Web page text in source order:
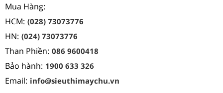
Mua Hàng:
HCM: (028) 73073776
HN: (024) 73073776
Than Phiền: 086 9600418
Bảo hành: 1900 633 326
Email: info@sieuthimaychu.vn